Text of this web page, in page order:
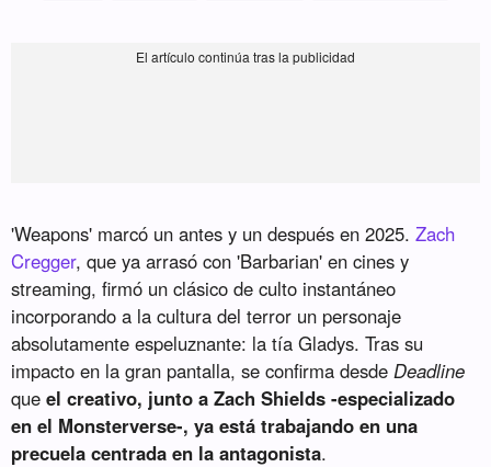
'Weapons' marcó un antes y un después en 2025.Zach
Cregger, que ya arrasó con 'Barbarian' en cines y
streaming, firmó un clásico de culto instantáneo
incorporando a la cultura del terror un personaje
absolutamente espeluznante: la tía Gladys. Tras su
impacto en la gran pantalla, se confirma desde Deadline
queel creativo, junto a Zach Shields -especializado
en el Monsterverse-, ya está trabajando en una
precuela centrada en la antagonista.